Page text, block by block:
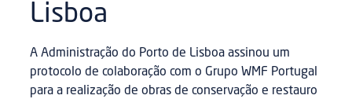
Lisboa
A Administração do Porto de Lisboa assinou um
protocolo de colaboração com o Grupo WMF Portugal
para a realização de obras de conservação e restauro